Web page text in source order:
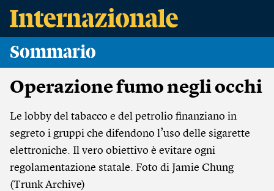
Sommario
Operazione fumo negli occhi
Le lobby del tabacco e del petrolio finanziano in
segreto i gruppi che difendono l’uso delle sigarette
elettroniche. Il vero obiettivo è evitare ogni
regolamentazione statale. Foto di Jamie Chung
(Trunk Archive)